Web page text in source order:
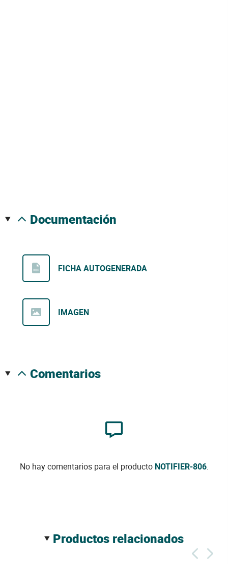
documentación
FICHA AUTOGENERADA
IMAGEN
comentarios
No hay comentarios para el producto NOTIFIER-806.
productos relacionados